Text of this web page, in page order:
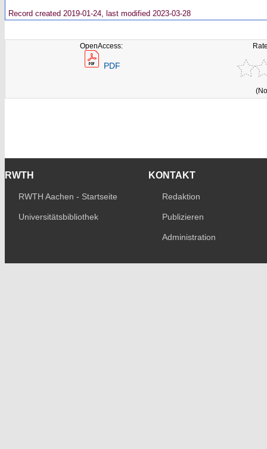
Record created 2019-01-24, last modified 2023-03-28
OpenAccess:
PDF
RWTH
RWTH Aachen - Startseite
Universitätsbibliothek
KONTAKT
Redaktion
Publizieren
Administration